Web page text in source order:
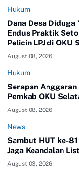
Hukum
Dana Desa Diduga
Endus Praktik
Pelicin LPJ di OKU
August 08, 2026
Hukum
Serapan Anggaran
Pemkab OKU
August 08, 2026
News
Sambut HUT ke-
Jaga Keandalan
August 03, 2026